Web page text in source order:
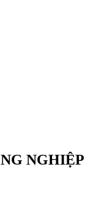
NGHIỆP